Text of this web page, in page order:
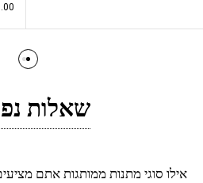
שאלות
אילו סוגי מתנות ממותגות אתם